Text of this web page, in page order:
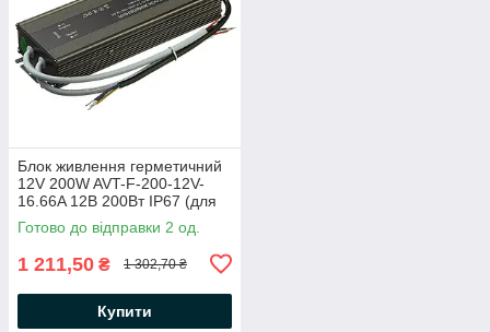
Блок живлення герметичний
12V 200W AVT-F-200-12V-
16.66A 12В 200Вт IP67 (для
світлодіодних стрічок,
модулів, лінійок)
Готово до відправки 2 од.
1 211,50 ₴ 1 302,70 ₴
Купити